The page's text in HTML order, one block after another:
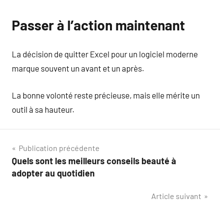
Passer à l’action maintenant
La décision de quitter Excel pour un logiciel moderne
marque souvent un avant et un après.
La bonne volonté reste précieuse, mais elle mérite un
outil à sa hauteur.
Navigation
de
Publication précédente
Quels sont les meilleurs conseils beauté à
adopter au quotidien
Article suivant